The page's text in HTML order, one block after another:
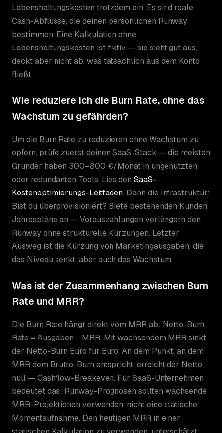
Lebenshaltungskosten trotzdem ein. Es sind reale
Cash-Abflüsse, die deinen persönlichen Runway
bestimmen. Eine Kalkulation ohne
Lebenshaltungskosten ist fiktiv — sie sieht gut aus,
deckt aber nicht ab, was tatsächlich aus dem Konto
fließt.
Wie reduziere ich die Burn Rate, ohne das
Wachstum zu gefährden?
Um die Burn Rate zu reduzieren ohne Wachstum zu
opfern, prüfe zuerst deinen SaaS-Stack — die meisten
Gründer haben 300–800 €/Monat in ungenutzten
oder redundanten Tools. Lies den SaaS-
Kostenoptimierungs-Leitfaden. Dann die Infrastruktur:
Bist du überprovisioniert? Biete bestehenden Kunden
Jahrespläne an — Vorauszahlungen verlängern den
Runway ohne strukturelle Kürzungen. Letzter
Ausweg ist die Kürzung von Marketingausgaben, die
das Niveau senkt, aber auch das Wachstum.
Was ist der Zusammenhang zwischen Burn
Rate und MRR?
Die Burn Rate hängt direkt vom MRR ab: Netto-Burn
Rate = Ausgaben − MRR. Mit wachsendem MRR sinkt
der Netto-Burn Euro für Euro. An dem Punkt, an dem
MRR dem Brutto-Burn entspricht, erreicht der Netto
null — Cashflow-Breakeven. Für SaaS-Unternehmen
bedeutet das: Runway-Prognosen sollten wachsende
MRR-Projektionen verwenden, nicht eine statische
Momentaufnahme. Den heutigen MRR in einer